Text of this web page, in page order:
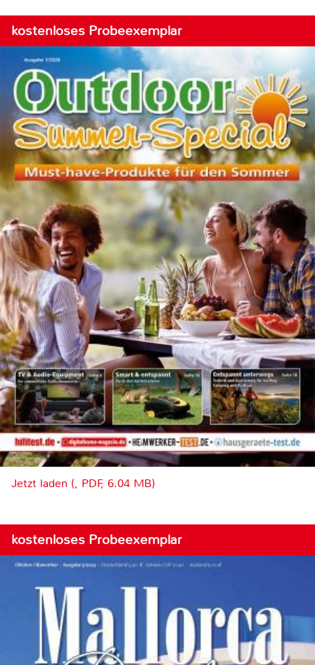
kostenloses Probeexemplar
Jetzt laden (, PDF, 6.04 MB)
kostenloses Probeexemplar